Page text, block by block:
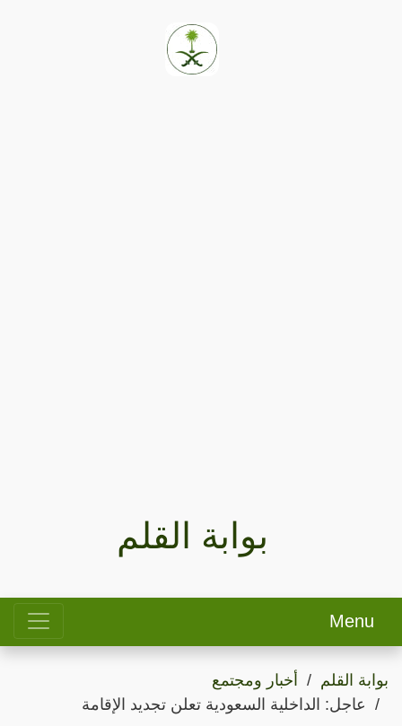
بوابة القلم
Menu
بوابة القلم
أخبار ومجتمع
عاجل: الداخلية السعودية تعلن تجديد الإقامة